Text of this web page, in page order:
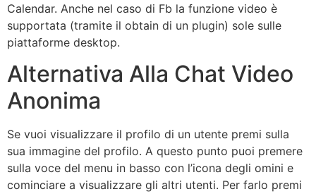
Calendar. Anche nel caso di Fb la funzione video è
supportata (tramite il obtain di un plugin) sole sulle
piattaforme desktop.
Alternativa Alla Chat Video
Anonima
Se vuoi visualizzare il profilo di un utente premi sulla
sua immagine del profilo. A questo punto puoi premere
sulla voce del menu in basso con l’icona degli omini e
cominciare a visualizzare gli altri utenti. Per farlo premi